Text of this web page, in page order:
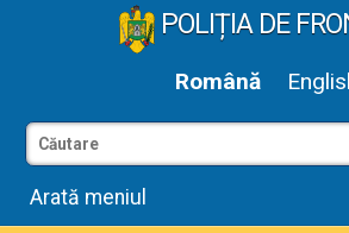
POLIȚIA DE
Română
Arată meniul